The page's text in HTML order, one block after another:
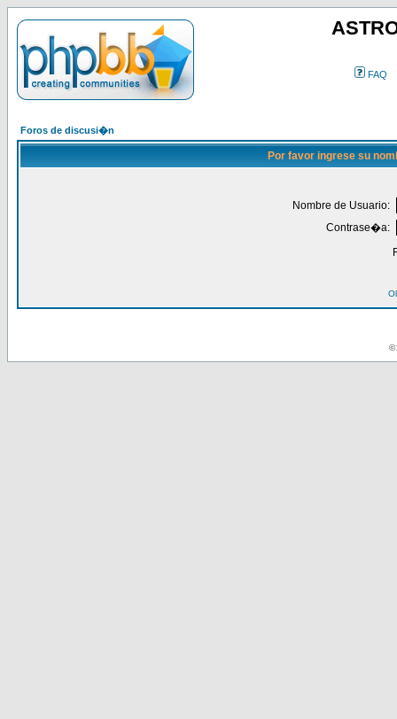
FAQ
Foros de discusi�n
Por favor ingrese su
Nombre de Usuario:
Contrase�a:
©